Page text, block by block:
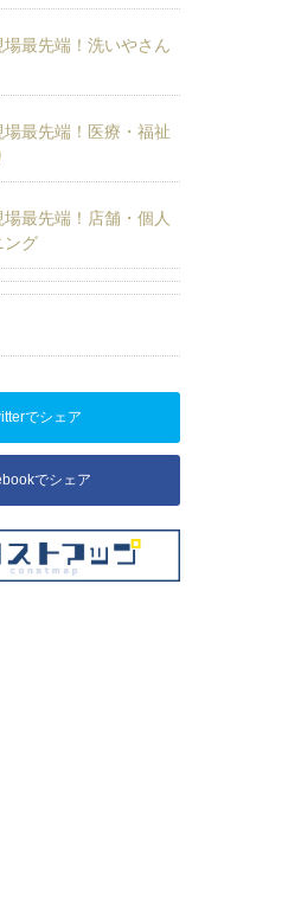
最先端！洗いやさん
最先端！医療・福祉
最先端！店舗・個人
ング
でシェア
でシェア